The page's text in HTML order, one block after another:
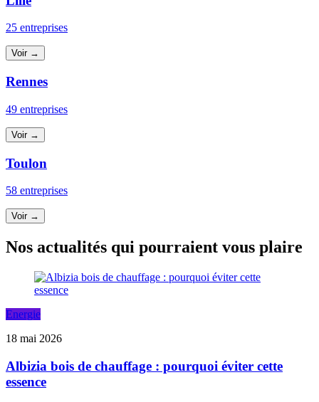
25 entreprises
Voir →
Rennes
49 entreprises
Voir →
Toulon
58 entreprises
Voir →
Nos actualités qui pourraient vous plaire
Energie
18 mai 2026
Albizia bois de chauffage : pourquoi éviter cette
essence